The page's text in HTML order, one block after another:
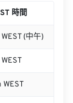
時間
(中午)